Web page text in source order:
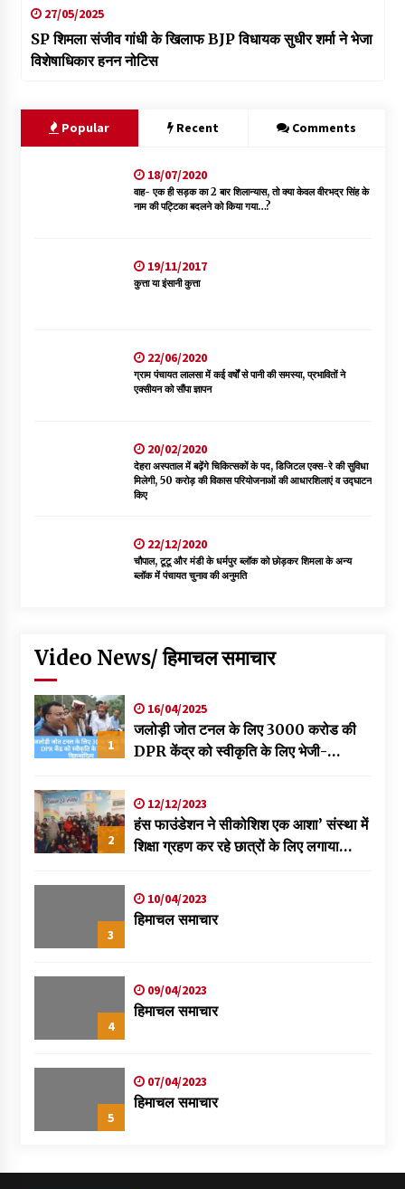
27/05/2025
SP शिमला संजीव गांधी के खिलाफ BJP विधायक सुधीर शर्मा ने भेजा
विशेषाधिकार हनन नोटिस
Popular Recent Comments
18/07/2020
वाह- एक ही सड़क का 2 बार शिलान्यास, तो क्या केवल वीरभद्र सिंह के
नाम की पट्टिका बदलने को किया गया…?
19/11/2017
कुत्ता या इंसानी कुत्ता
22/06/2020
ग्राम पंचायत लालसा में कई वर्षों से पानी की समस्या, प्रभावितों ने
एक्सीयन को सौंपा ज्ञापन
20/02/2020
देहरा अस्पताल में बढ़ेंगे चिकित्सकों के पद, डिजिटल एक्स-रे की सुविधा
मिलेगी, 50 करोड़ की विकास परियोजनाओं की आधारशिलाएं व उद्घाटन
किए
22/12/2020
चौपाल, टूटू और मंडी के धर्मपुर ब्लॉक को छोड़कर शिमला के अन्य
ब्लॉक में पंचायत चुनाव की अनुमति
Video News/ हिमाचल समाचार
1
16/04/2025
जलोड़ी जोत टनल के लिए 3000 करोड की
DPR केंद्र को स्वीकृति के लिए भेजी-
2
12/12/2023
हंस फाउंडेशन ने सीकोशिश एक आशा’ संस्था में
शिक्षा ग्रहण कर रहे छात्रों के लिए लगाया
3
10/04/2023
हिमाचल समाचार
4
09/04/2023
हिमाचल समाचार
5
07/04/2023
हिमाचल समाचार